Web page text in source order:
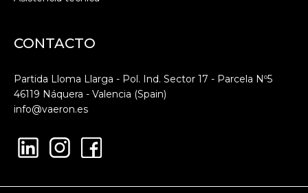
CONTACTO
Partida Lloma Llarga - Pol. Ind. Sector 17 - Parcela Nº5
46119 Náquera - Valencia (Spain)
info@vaeron.es